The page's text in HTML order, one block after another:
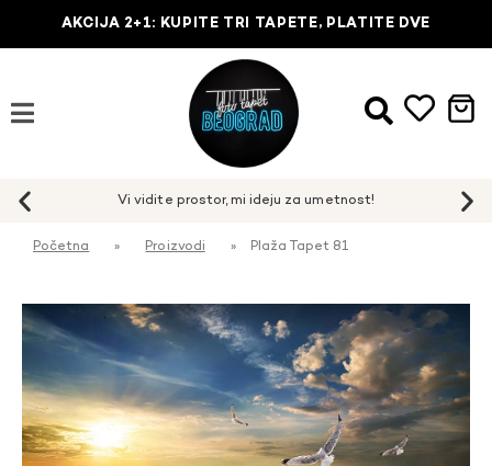
AKCIJA 2+1: KUPITE TRI TAPETE, PLATITE DVE
Početna » Proizvodi » Plaža Tapet 81